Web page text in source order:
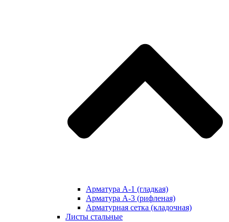
Арматура А-1 (гладкая)
Арматура А-3 (рифленая)
Арматурная сетка (кладочная)
Листы стальные